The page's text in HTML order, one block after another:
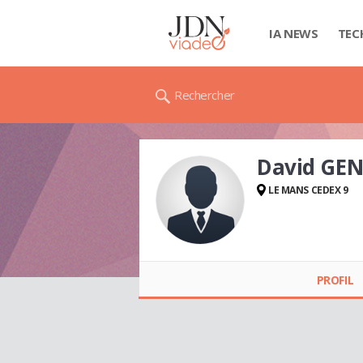
IA NEWS
Rechercher
David
LE MANS CEDEX 9
PROFIL